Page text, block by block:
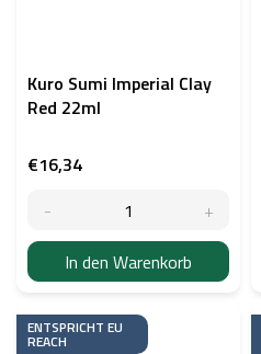
Kuro Sumi Imperial Clay
Red 22ml
€16,34
In den Warenkorb
ENTSPRICHT EU
REACH